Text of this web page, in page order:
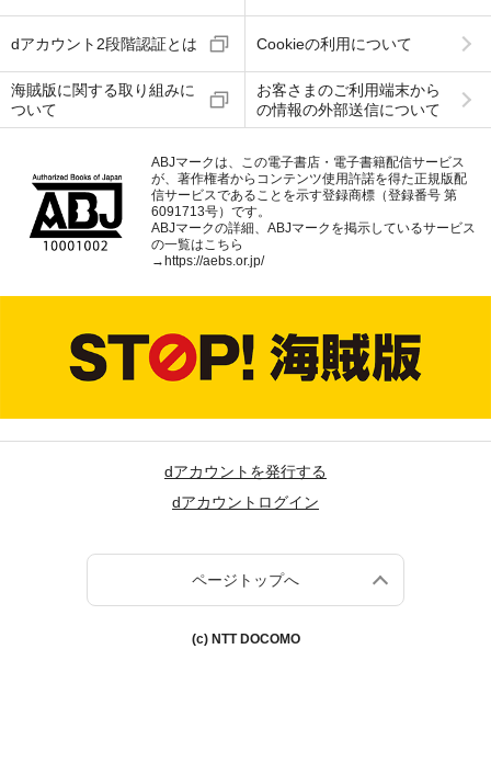
dアカウント2段階認証とは Cookieの利用について
海賊版に関する取り組みに
ついて
お客さまのご利用端末から
の情報の外部送信について
ABJマークは、この電子書店・電子書籍配信サービス
が、著作権者からコンテンツ使用許諾を得た正規版配
信サービスであることを示す登録商標（登録番号 第
6091713号）です。
ABJマークの詳細、ABJマークを掲示しているサービス
の一覧はこちら
→ https://aebs.or.jp/
dアカウントを発行する
dアカウントログイン
ページトップへ
(c) NTT DOCOMO